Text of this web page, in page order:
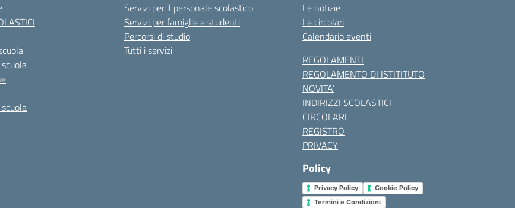
Servizi per il personale scolastico
Servizi per famiglie e studenti
Percorsi di studio
Tutti i servizi
Le notizie
Le circolari
Calendario eventi
REGOLAMENTI
REGOLAMENTO DI ISTITITUTO
NOVITA’
INDIRIZZI SCOLASTICI
CIRCOLARI
REGISTRO
PRIVACY
Policy
Privacy Policy
Cookie Policy
Termini e Condizioni